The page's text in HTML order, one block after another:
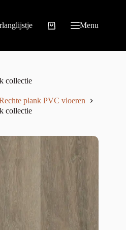
Menu
collectie
plank PVC vloeren
collectie